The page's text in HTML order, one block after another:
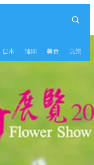
日本 韓國 美食 玩樂